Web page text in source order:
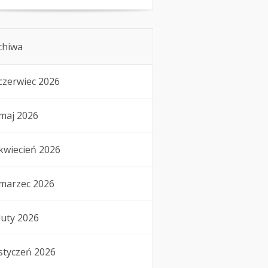
2026
2026
2026
2026
2026
2026